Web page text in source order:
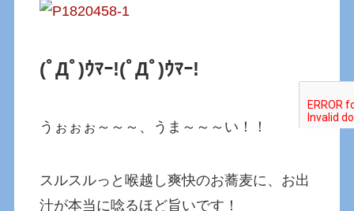
(ﾟДﾟ)ｳﾏｰ!(ﾟДﾟ)ｳﾏｰ!
うぉぉぉ～～～、うま～～～い！！
スルスルっと喉越し爽快のお蕎麦に、お出
汁が本当に唸るほど旨いです！